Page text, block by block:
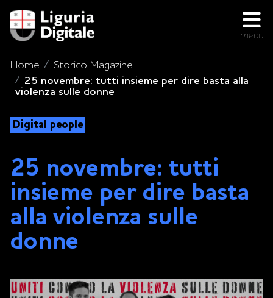
menu
Home
Storico Magazine
25 novembre: tutti insieme per dire basta alla
violenza sulle donne
Digital people
25 novembre: tutti
insieme per dire basta
alla violenza sulle
donne